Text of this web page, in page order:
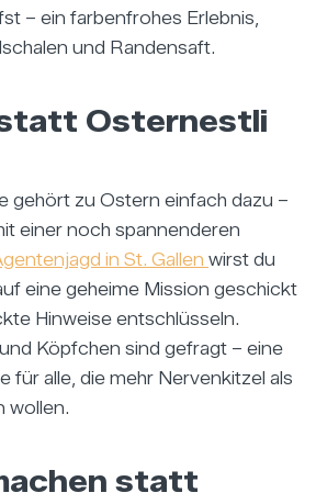
– ein farbenfrohes Erlebnis,
und Randensaft.
Osternestli
gehört zu Ostern einfach dazu –
einer noch spannenderen
in St. Gallen wirst du
eine geheime Mission geschickt
Hinweise entschlüsseln.
Köpfchen sind gefragt – eine
für alle, die mehr Nervenkitzel als
wollen.
statt